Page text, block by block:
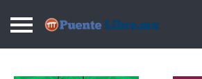
Puentelibre.mx